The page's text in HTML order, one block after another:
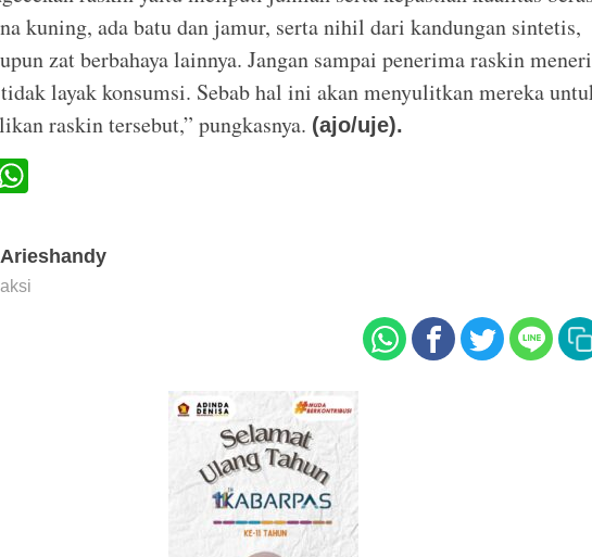
kuning, ada batu dan jamur, serta nihil dari kandungan sintetis,
zat berbahaya lainnya. Jangan sampai penerima raskin
layak konsumsi. Sebab hal ini akan menyulitkan mereka
raskin tersebut,” pungkasnya. (ajo/uje).
T
at
s